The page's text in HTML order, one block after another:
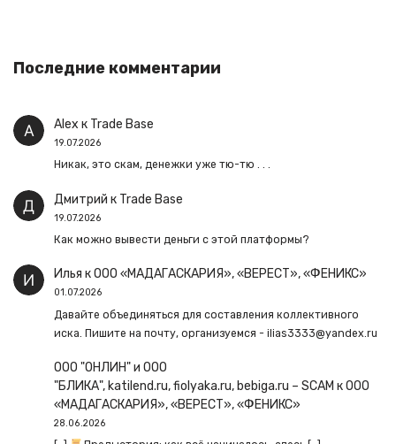
Последние комментарии
Alex к Trade Base
19.07.2026
Никак, это скам, денежки уже тю-тю . . .
Дмитрий к Trade Base
19.07.2026
Как можно вывести деньги с этой платформы?
Илья кООО «МАДАГАСКАРИЯ», «ВЕРЕСТ», «ФЕНИКС»
01.07.2026
Давайте объединяться для составления коллективного
иска. Пишите на почту, организуемся - ilias3333@yandex.ru
ООО "ОНЛИН" и ООО
"БЛИКА", katilend.ru, fiolyaka.ru, bebiga.ru – SCAM кООО
«МАДАГАСКАРИЯ», «ВЕРЕСТ», «ФЕНИКС»
28.06.2026